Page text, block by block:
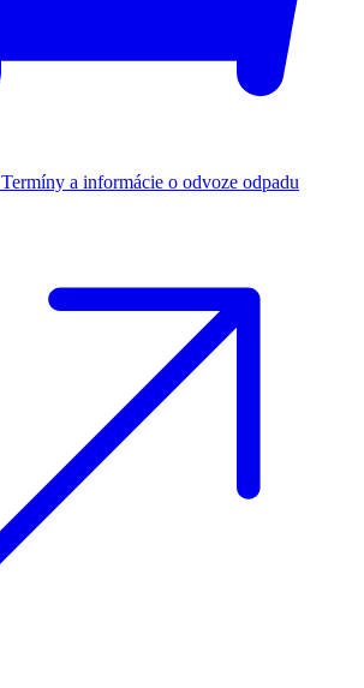
Termíny a informácie o odvoze odpadu